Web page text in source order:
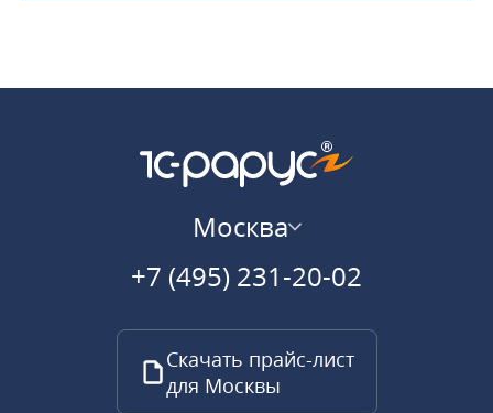
Москва
+7 (495) 231-20-02
Скачать прайс-лист
для Москвы